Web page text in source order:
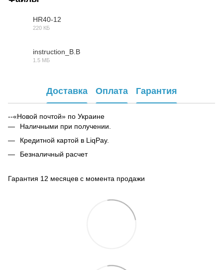
HR40-12
220 КБ
instruction_B.B
1.5 МБ
Доставка Оплата Гарантия
--«Новой почтой» по Украине
Наличными при получении.
Кредитной картой в LiqPay.
Безналичный расчет
Гарантия 12 месяцев с момента продажи